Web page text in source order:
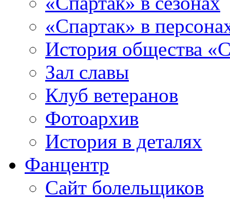
«Спартак» в
История общества
Зал славы
Клуб ветеранов
Фотоархив
История в деталях
Фанцентр
Сайт болельщиков